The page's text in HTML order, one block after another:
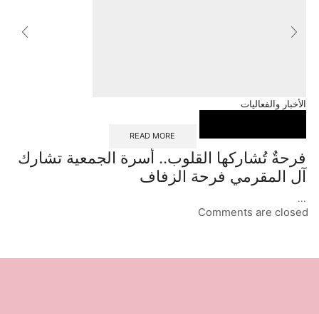
الأخبار والفعاليات
READ MORE
فرحةٌ تُشاركها القلوب.. أسرة الجمعية تشارك
آل المقرمي فرحة الزفاف
...
Comments are closed